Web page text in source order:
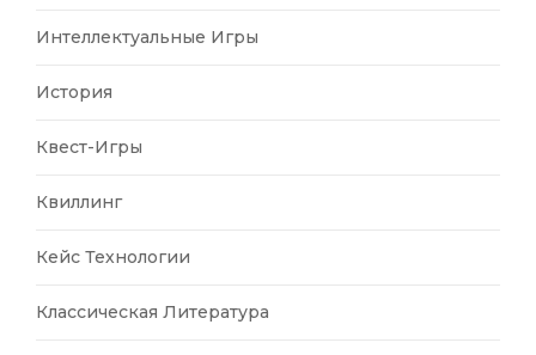
Интеллектуальные Игры
История
Квест-Игры
Квиллинг
Кейс Технологии
Классическая Литература